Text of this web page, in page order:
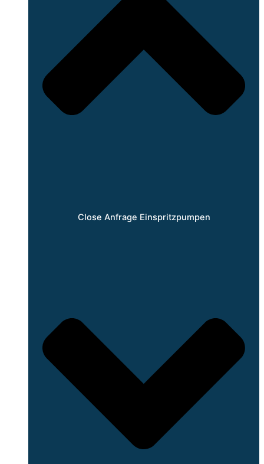
Close Anfrage Einspritzpumpen